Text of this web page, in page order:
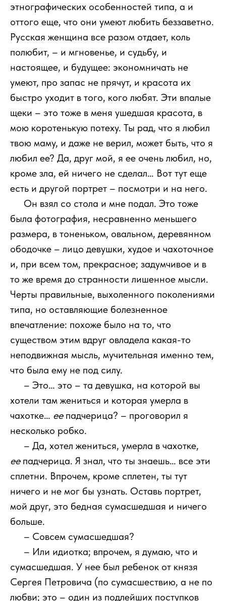
этнографических особенностей типа, а и
оттого еще, что они умеют любить беззаветно.
Русская женщина все разом отдает, коль
полюбит, – и мгновенье, и судьбу, и
настоящее, и будущее: экономничать не
умеют, про запас не прячут, и красота их
быстро уходит в того, кого любят. Эти впалые
щеки – это тоже в меня ушедшая красота, в
мою коротенькую потеху. Ты рад, что я любил
твою маму, и даже не верил, может быть, что я
любил ее? Да, друг мой, я ее очень любил, но,
кроме зла, ей ничего не сделал… Вот тут еще
есть и другой портрет – посмотри и на него.
Он взял со стола и мне подал. Это тоже
была фотография, несравненно меньшего
размера, в тоненьком, овальном, деревянном
ободочке – лицо девушки, худое и чахоточное
и, при всем том, прекрасное; задумчивое и в
то же время до странности лишенное мысли.
Черты правильные, выхоленного поколениями
типа, но оставляющие болезненное
впечатление: похоже было на то, что
существом этим вдруг овладела какая-то
неподвижная мысль, мучительная именно тем,
что была ему не под силу.
– Это… это – та девушка, на которой вы
хотели там жениться и которая умерла в
чахотке… еепадчерица? – проговорил я
несколько робко.
– Да, хотел жениться, умерла в чахотке,
еепадчерица. Я знал, что ты знаешь… все эти
сплетни. Впрочем, кроме сплетен, ты тут
ничего и не мог бы узнать. Оставь портрет,
мой друг, это бедная сумасшедшая и ничего
больше.
– Совсем сумасшедшая?
– Или идиотка; впрочем, я думаю, что и
сумасшедшая. У нее был ребенок от князя
Сергея Петровича (по сумасшествию, а не по
любви; это – один из подлейших поступков